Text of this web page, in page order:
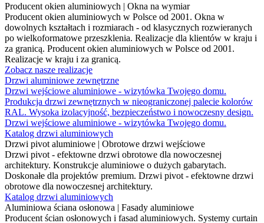
Producent okien aluminiowych | Okna na wymiar
Producent okien aluminiowych w Polsce od 2001. Okna w
dowolnych kształtach i rozmiarach - od klasycznych rozwieranych
po wielkoformatowe przeszklenia. Realizacje dla klientów w kraju i
za granicą. Producent okien aluminiowych w Polsce od 2001.
Realizacje w kraju i za granicą.
Zobacz nasze realizacje
Drzwi aluminiowe zewnętrzne
Drzwi wejściowe aluminiowe - wizytówka Twojego domu.
Produkcja drzwi zewnętrznych w nieograniczonej palecie kolorów
RAL. Wysoka izolacyjność, bezpieczeństwo i nowoczesny design.
Drzwi wejściowe aluminiowe - wizytówka Twojego domu.
Katalog drzwi aluminiowych
Drzwi pivot aluminiowe | Obrotowe drzwi wejściowe
Drzwi pivot - efektowne drzwi obrotowe dla nowoczesnej
architektury. Konstrukcje aluminiowe o dużych gabarytach.
Doskonałe dla projektów premium. Drzwi pivot - efektowne drzwi
obrotowe dla nowoczesnej architektury.
Katalog drzwi aluminiowych
Aluminiowa ściana osłonowa | Fasady aluminiowe
Producent ścian osłonowych i fasad aluminiowych. Systemy curtain